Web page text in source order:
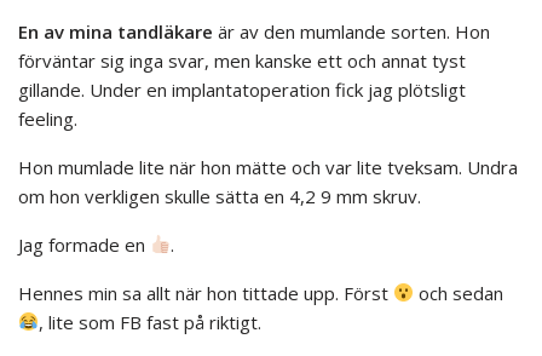
En av mina tandläkare är av den mumlande sorten. Hon
förväntar sig inga svar, men kanske ett och annat tyst
gillande. Under en implantatoperation fick jag plötsligt
feeling.
Hon mumlade lite när hon mätte och var lite tveksam. Undra
om hon verkligen skulle sätta en 4,2 9 mm skruv.
Jag formade en
.
Hennes min sa allt när hon tittade upp. Först
och sedan
, lite som FB fast på riktigt.